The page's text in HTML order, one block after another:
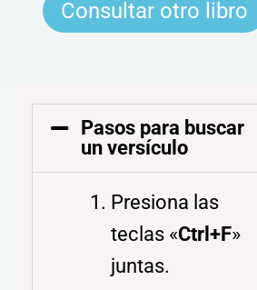
Consultar otro libro
Pasos para buscar
un versículo
Presiona las
teclas «Ctrl+F»
juntas.